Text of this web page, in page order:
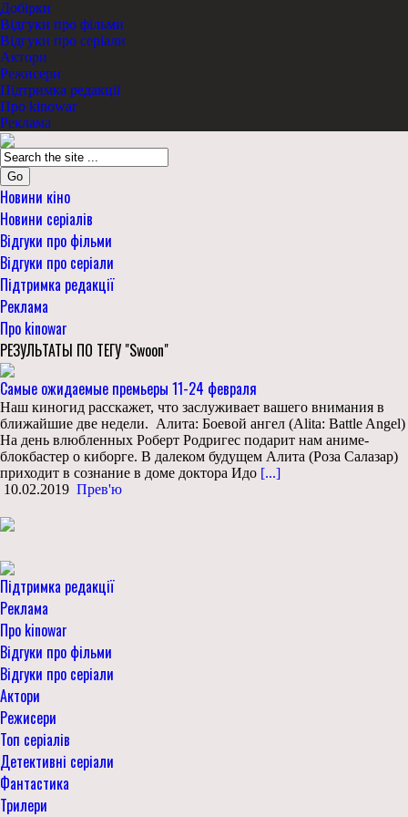
Добірки
Відгуки про фільми
Відгуки про серіали
Актори
Режисери
Підтримка редакції
Про kinowar
Реклама
Go
Новини кіно
Новини серіалів
Відгуки про фільми
Відгуки про серіали
Підтримка редакції
Реклама
Про kinowar
РЕЗУЛЬТАТЫ ПО ТЕГУ "Swoon"
Самые ожидаемые премьеры 11-24 февраля
Наш киногид расскажет, что заслуживает вашего внимания в
ближайшие две недели. Алита: Боевой ангел (Alita: Battle Angel)
На день влюбленных Роберт Родригес подарит нам аниме-
блокбастер о киборге. В далеком будущем Алита (Роза Салазар)
приходит в сознание в доме доктора Идо [...]
10.02.2019 Прев'ю
Підтримка редакції
Реклама
Про kinowar
Відгуки про фільми
Відгуки про серіали
Актори
Режисери
Топ серіалів
Детективні серіали
Фантастика
Трилери